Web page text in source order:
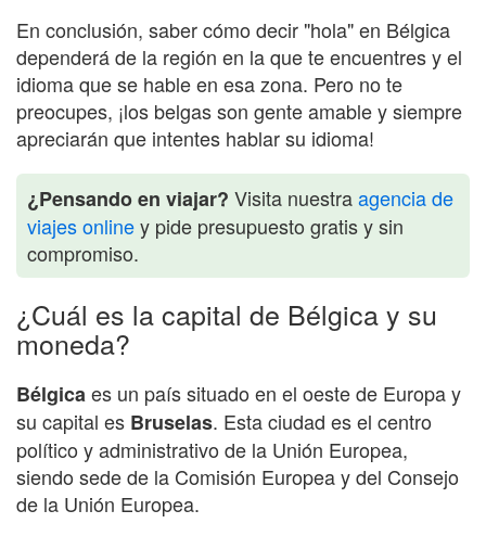
En conclusión, saber cómo decir "hola" en Bélgica
dependerá de la región en la que te encuentres y el
idioma que se hable en esa zona. Pero no te
preocupes, ¡los belgas son gente amable y siempre
apreciarán que intentes hablar su idioma!
¿Pensando en viajar? Visita nuestraagencia de
viajes onliney pide presupuesto gratis y sin
compromiso.
¿Cuál es la capital de Bélgica y su
moneda?
Bélgicaes un país situado en el oeste de Europa y
su capital es Bruselas. Esta ciudad es el centro
político y administrativo de la Unión Europea,
siendo sede de la Comisión Europea y del Consejo
de la Unión Europea.